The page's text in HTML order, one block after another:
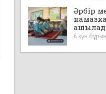
Әрбір
6 күн бұрын